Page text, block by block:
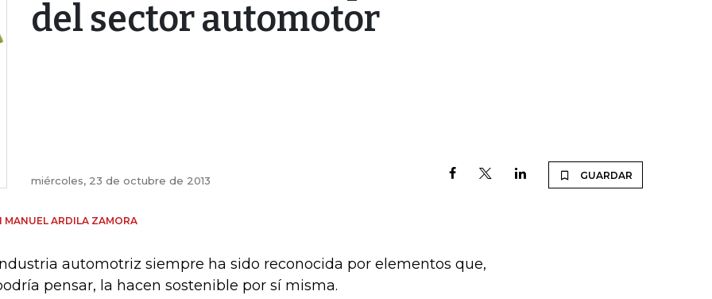
del sector automotor
miércoles, 23 de octubre de 2013 GUARDAR
MANUEL ARDILA ZAMORA
automotriz siempre ha sido reconocida por elementos que,
pensar, la hacen sostenible por sí misma.